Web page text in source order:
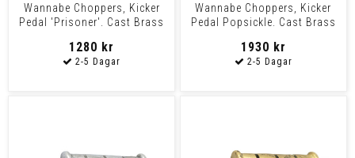
Wannabe Choppers, Kicker
Pedal 'Prisoner'. Cast Brass
1280 kr
Wannabe Choppers, Kicker
Pedal Popsickle. Cast Brass
1930 kr